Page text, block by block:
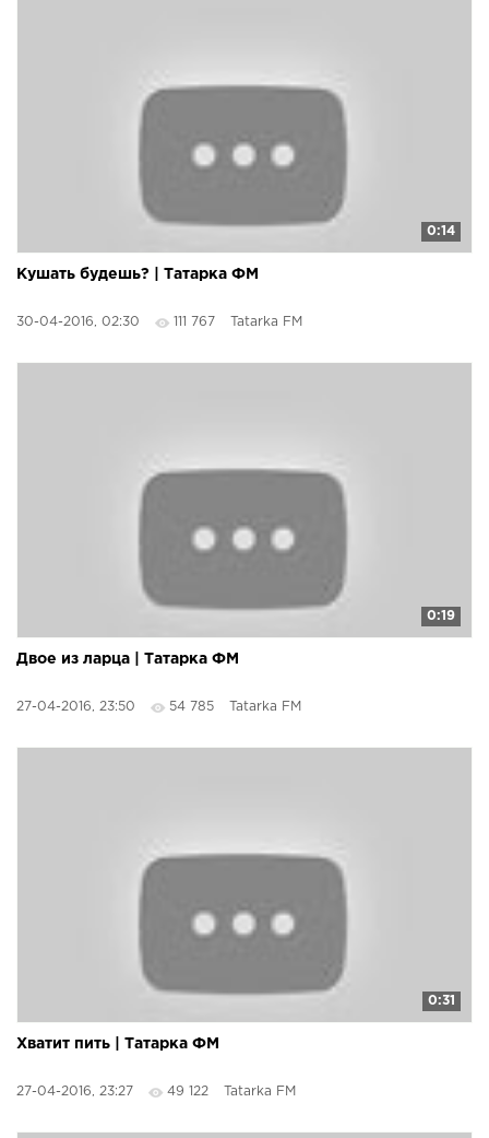
0:14
Кушать будешь? | Татарка ФМ
30-04-2016, 02:30 111 767 Tatarka FM
0:19
Двое из ларца | Татарка ФМ
27-04-2016, 23:50 54 785 Tatarka FM
0:31
Хватит пить | Татарка ФМ
27-04-2016, 23:27 49 122 Tatarka FM